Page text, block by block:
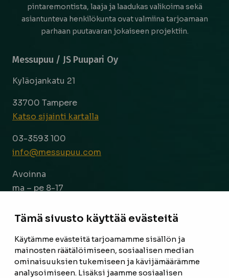
Tämä sivusto käyttää evästeitä
Käytämme evästeitä tarjoamamme sisällön ja
mainosten räätälöimiseen, sosiaalisen median
ominaisuuksien tukemiseen ja kävijämäärämme
analysoimiseen. Lisäksi jaamme sosiaalisen
pintaremontista, laaja ja laadukas valikoima sekä
asiantunteva henkilökunta ovat valmiina tarjoamaan
parhaan puutavaran jokaiseen projektiin.
Messupuu / JS Puupari Oy
Kyläojankatu 21
33700 Tampere
Katso sijainti kartalla
03-3593 100
info@messupuu.com
Avoinna
ma – pe 8-17
ETUSIVU